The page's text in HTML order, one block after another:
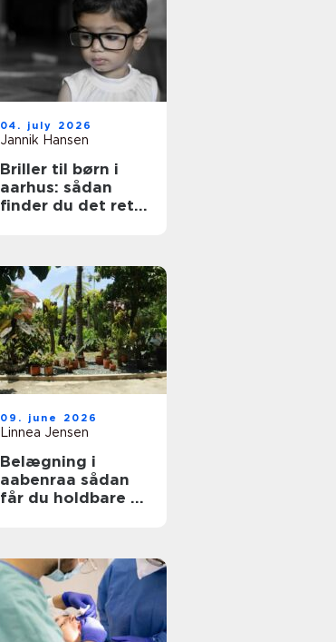
04. july 2026
Jannik Hansen
Briller til børn i
aarhus: sådan
finder du det rette
09. june 2026
Linnea Jensen
Belægning i
aabenraa sådan
får du holdbare og